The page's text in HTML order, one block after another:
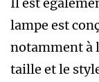
lampe est
notamment à
taille et le